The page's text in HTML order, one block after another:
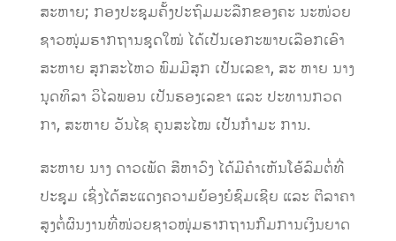
ສະຫາຍ; ກອງປະຊຸມຄັ້ງປະຖົມມະລືກຂອງຄະ ນະໜ່ວຍ
ຊາວໜຸ່ມຮາກຖານຊຸດໃໝ່ ໄດ້ເປັນເອກະພາບເລືອກເອົາ
ສະຫາຍ ສຸກສະໄຫວ ພົມມີສຸກ ເປັນເລຂາ, ສະ ຫາຍ ນາງ
ນຸດທິລາ ວິໄລພອນ ເປັນຮອງເລຂາ ແລະ ປະທານກວດ
ກາ, ສະຫາຍ ວັນໄຊ ຄູນສະໄໝ ເປັນກຳມະ ການ.
ສະຫາຍ ນາງ ດາວເພັດ ສີຫາວົງ ໄດ້ມີຄຳເຫັນໂອ້ລົມຕໍ່ທີ່
ປະຊຸມ ເຊິ່ງໄດ້ສະແດງຄວາມຍ້ອງຍໍຊົມເຊີຍ ແລະ ຕີລາຄາ
ສູງຕໍ່ຜົນງານທີ່ໜ່ວຍຊາວໜຸ່ມຮາກຖານກົມການເງິນຍາດ